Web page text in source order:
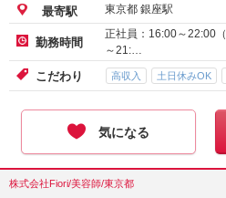
最寄駅 東京都 銀座駅
勤務時間
正社員：16:00～22:00
～21:…
こだわり 高収入 土日休みOK
気になる
株式会社Fiori/美容師/東京都